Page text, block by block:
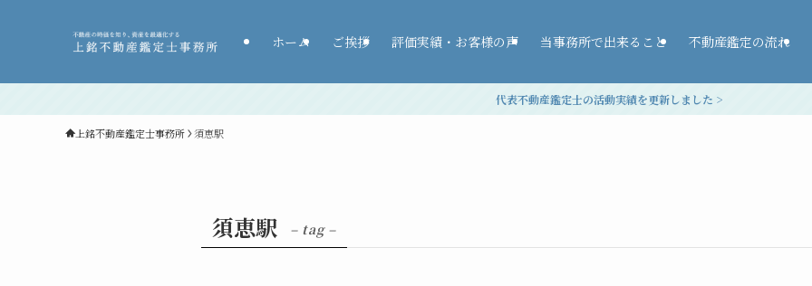
ホーム ご挨拶 評価実績・お客様の声 当事務所で出来ること 不動産鑑定の流れ
代表不動産鑑定士の活動実績を更新しました >
上銘不動産鑑定士事務所 須恵駅
須恵駅 – tag –